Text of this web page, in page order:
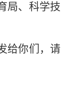
局、科学技
给你们，请